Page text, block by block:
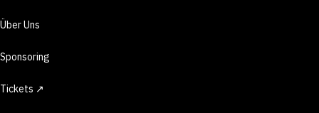
Über Uns
Sponsoring
Tickets ↗